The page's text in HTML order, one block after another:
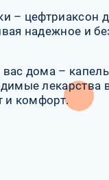
– цефтриаксон
надежное и
дома –
лекарства
и комфорт.